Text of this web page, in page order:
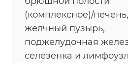
(комплексное)/печень,
желчный пузырь,
поджелудочная
селезенка и